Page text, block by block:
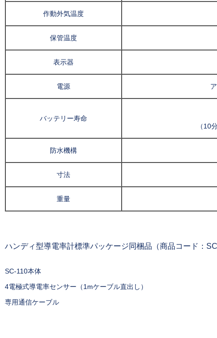
作動外気温度
保管温度
表示器
電源
バッテリー寿命
（10
防水機構
寸法
重量
ハンディ型導電率計標準パッケージ同梱品（商品コード：
SC-110本体
4電極式導電率センサー（1mケーブル直出し）
専用通信ケーブル